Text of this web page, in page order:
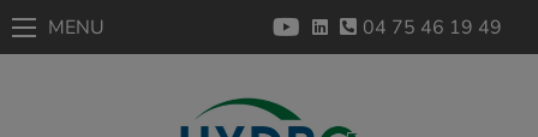
04 75 46 19 49
MENU